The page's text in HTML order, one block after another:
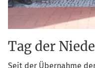
Tag der
Seit der Über­nah­me